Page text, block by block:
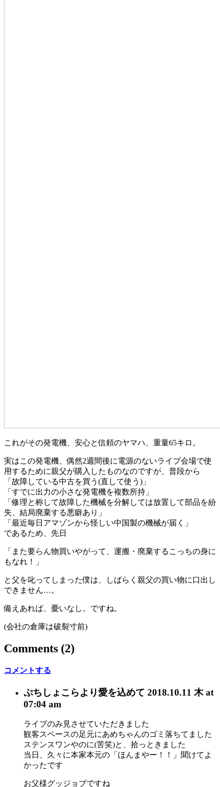
これがその発電機、安心と信頼のヤマハ、重量65キロ。
実はこの発電機、偶然2週間後に電源のないライブ会場で使
用するために親父が購入したものなのですが、普段から
「故障している中古を買う(直して使う)」
「すでに出力の小さな発電機を複数所持」
「修理と称して故障した機械を分解しては放置して部品を紛
失、結局廃棄する悪癖あり」
「最近毎日アマゾンから怪しい中国製の機械が届く」
であるため、先日
「また要らん物買いやがって、運搬・廃棄するこっちの身に
もなれ！」
と父を叱ってしまった僕は、しばらく親父の買い物に口出し
できません…。
備えあれば、憂いなし。ですね。
(会社の倉庫は破裂寸前)
Comments (2)
コメントする
ぷちしょこらより愛を込めて 2018.10.11 木 at
07:04 am
ライブのみ見させていただきました
観客スペースの足元にあめちゃんのゴミ落ちてました
ステンスワンやのに(苦笑)と、拾っときました
当日、久々に本家本元の「ほんまやー！！」聞けてよ
かったです
お父様グッジョブですね